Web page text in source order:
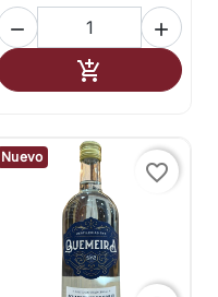
 
 Añadir al
Nuevo
favorite_border